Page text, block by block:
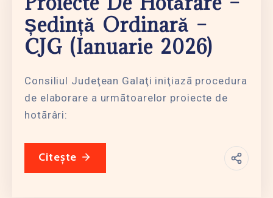
Ședință Ordinară –
CJG (ianuarie 2026)
Consiliul Judeţean Galaţi iniţiazã procedura
de elaborare a urmãtoarelor proiecte de
hotãrâri:
Citește